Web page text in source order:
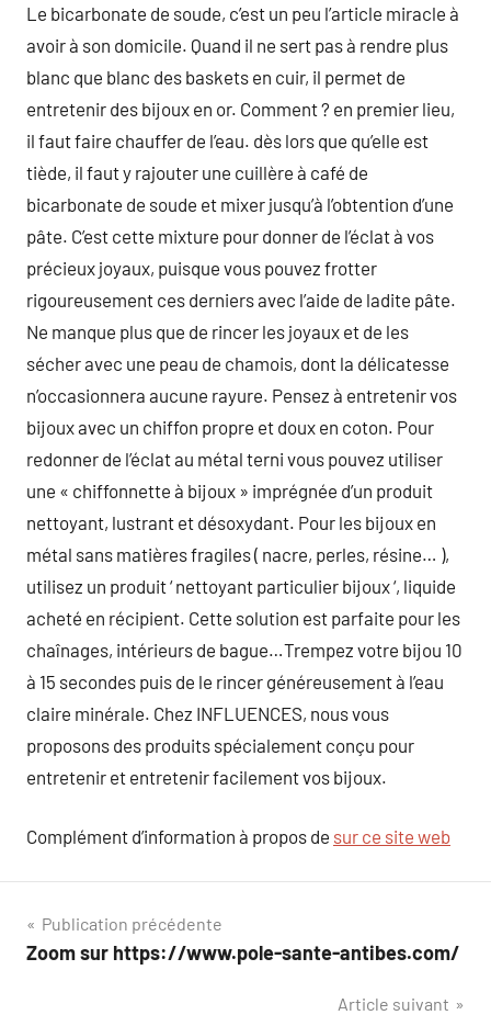
Le bicarbonate de soude, c’est un peu l’article miracle à
avoir à son domicile. Quand il ne sert pas à rendre plus
blanc que blanc des baskets en cuir, il permet de
entretenir des bijoux en or. Comment ? en premier lieu,
il faut faire chauffer de l’eau. dès lors que qu’elle est
tiède, il faut y rajouter une cuillère à café de
bicarbonate de soude et mixer jusqu’à l’obtention d’une
pâte. C’est cette mixture pour donner de l’éclat à vos
précieux joyaux, puisque vous pouvez frotter
rigoureusement ces derniers avec l’aide de ladite pâte.
Ne manque plus que de rincer les joyaux et de les
sécher avec une peau de chamois, dont la délicatesse
n’occasionnera aucune rayure. Pensez à entretenir vos
bijoux avec un chiffon propre et doux en coton. Pour
redonner de l’éclat au métal terni vous pouvez utiliser
une « chiffonnette à bijoux » imprégnée d’un produit
nettoyant, lustrant et désoxydant. Pour les bijoux en
métal sans matières fragiles ( nacre, perles, résine… ),
utilisez un produit ‘ nettoyant particulier bijoux ‘, liquide
acheté en récipient. Cette solution est parfaite pour les
chaînages, intérieurs de bague…Trempez votre bijou 10
à 15 secondes puis de le rincer généreusement à l’eau
claire minérale. Chez INFLUENCES, nous vous
proposons des produits spécialement conçu pour
entretenir et entretenir facilement vos bijoux.
Complément d’information à propos de sur ce site web
Navigation
de
Publication précédente
Zoom sur https://www.pole-sante-antibes.com/
Article suivant